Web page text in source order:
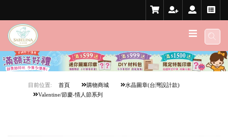
目前位置: 首頁 購物商城
水晶圖章(台灣設計款)
Valentine/節慶-情人節系列